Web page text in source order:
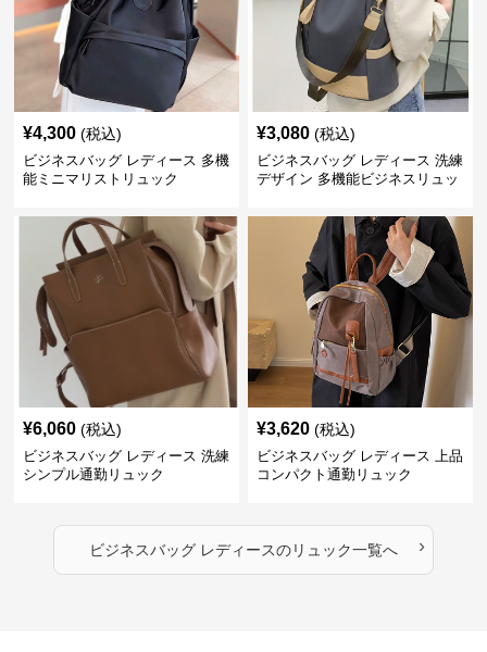
¥4,300 (税込)
ビジネスバッグ レディース 多機
能ミニマリストリュック
¥3,080 (税込)
ビジネスバッグ レディース 洗練
デザイン 多機能ビジネスリュッ
¥6,060 (税込)
ビジネスバッグ レディース 洗練
シンプル通勤リュック
¥3,620 (税込)
ビジネスバッグ レディース 上品
コンパクト通勤リュック
ビジネスバッグ レディースのリュック一覧へ ›